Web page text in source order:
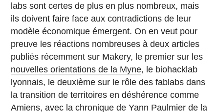
labs sont certes de plus en plus nombreux, mais
ils doivent faire face aux contradictions de leur
modèle économique émergent. On en veut pour
preuve les réactions nombreuses à deux articles
publiés récemment sur Makery, le premier sur les
nouvelles orientations de la Myne, le biohacklab
lyonnais, le deuxième sur le rôle des fablabs dans
la transition de territoires en déshérence comme
Amiens, avec lachronique de Yann Paulmier de la